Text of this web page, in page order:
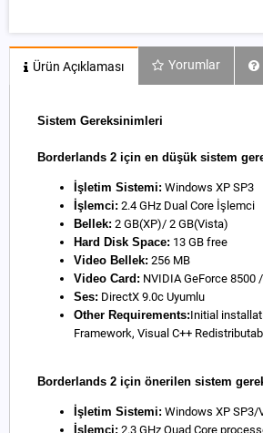
Ürün Açıklaması Yorumlar
Sistem Gereksinimleri
Borderlands 2 için en düşük sistem
İşletim Sistemi: Windows XP SP3
İşlemci: 2.4 GHz Dual Core İşlemci
Bellek: 2 GB(XP)/ 2 GB(Vista)
Hard Disk Space: 13 GB free
Video Bellek: 256 MB
Video Card: NVIDIA GeForce 8500
Ses: DirectX 9.0c Uyumlu
Other Requirements:Initial
Framework, Visual C++
Borderlands 2 için önerilen sistem
İşletim Sistemi: Windows XP SP3/
İşlemci: 2.3 GHz Quad Core